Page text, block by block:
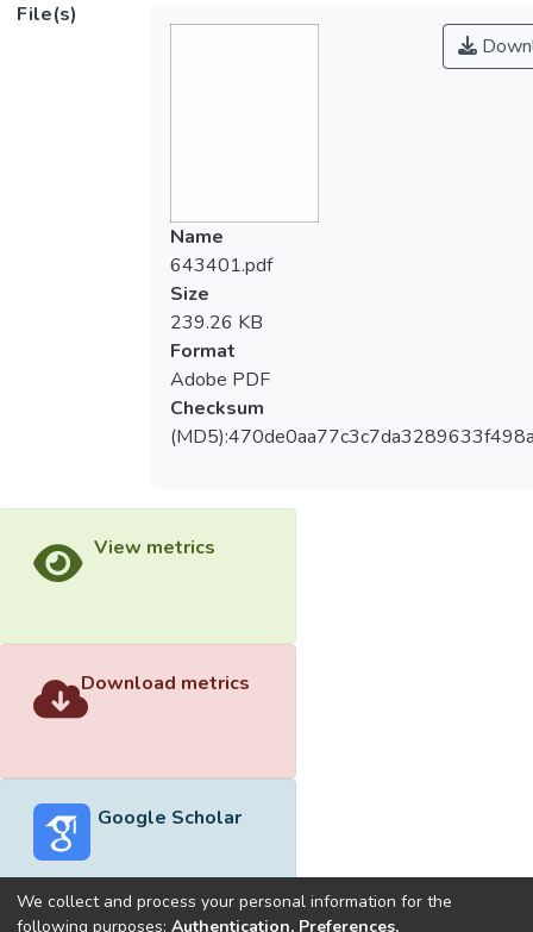
File(s)
Name
643401.pdf
Size
239.26 KB
Format
Adobe PDF
Checksum
View metrics
Download metrics
Google Scholar
We collect and process your personal information for the
following purposes: Authentication, Preferences,